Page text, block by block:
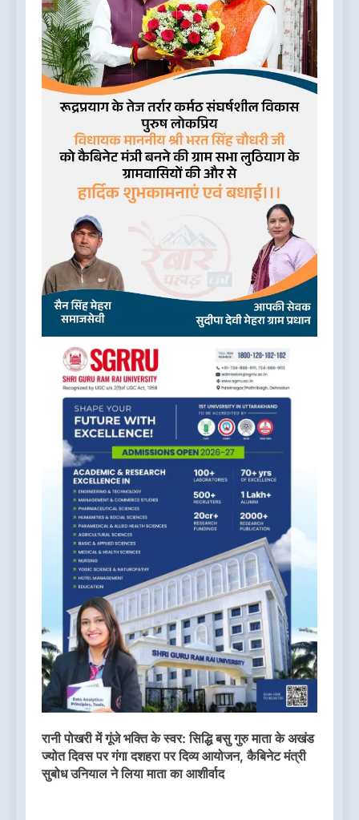
रानी पोखरी में गूंजे भक्ति के स्वर: सिद्धि बसु गुरु माता के अखंड
ज्योत दिवस पर गंगा दशहरा पर दिव्य आयोजन, कैबिनेट मंत्री
सुबोध उनियाल ने लिया माता का आशीर्वाद